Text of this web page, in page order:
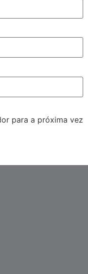
para a próxima vez